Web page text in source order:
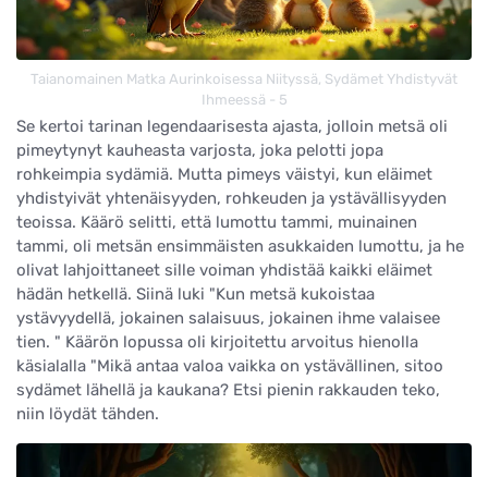
Taianomainen Matka Aurinkoisessa Niityssä, Sydämet Yhdistyvät
Ihmeessä - 5
Se kertoi tarinan legendaarisesta ajasta, jolloin metsä oli
pimeytynyt kauheasta varjosta, joka pelotti jopa
rohkeimpia sydämiä. Mutta pimeys väistyi, kun eläimet
yhdistyivät yhtenäisyyden, rohkeuden ja ystävällisyyden
teoissa. Käärö selitti, että lumottu tammi, muinainen
tammi, oli metsän ensimmäisten asukkaiden lumottu, ja he
olivat lahjoittaneet sille voiman yhdistää kaikki eläimet
hädän hetkellä. Siinä luki "Kun metsä kukoistaa
ystävyydellä, jokainen salaisuus, jokainen ihme valaisee
tien. " Käärön lopussa oli kirjoitettu arvoitus hienolla
käsialalla "Mikä antaa valoa vaikka on ystävällinen, sitoo
sydämet lähellä ja kaukana? Etsi pienin rakkauden teko,
niin löydät tähden.